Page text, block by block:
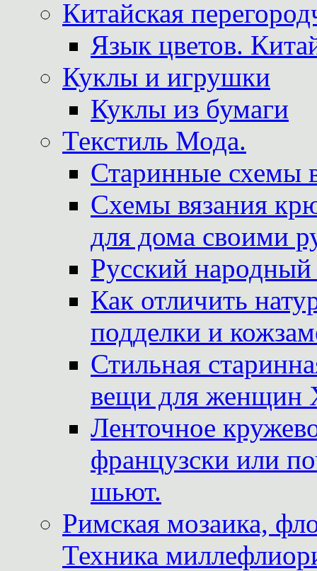
Китайская
Язык цветов.
Куклы и игрушки
Куклы из бумаги
Текстиль Мода.
Старинные схемы
Схемы вязания
для дома своими
Русский
Как отличить
подделки и
Стильная
вещи для женщин
Ленточное
французски или
шьют.
Римская мозаика,
Техника